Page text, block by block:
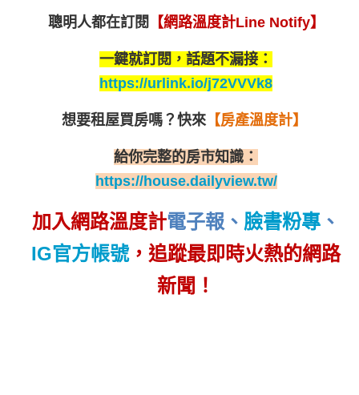
聰明人都在訂閱 【網路溫度計Line Notify】
一鍵就訂閱，話題不漏接：
https://urlink.io/j72VVVk8
想要租屋買房嗎？ 快來【房產溫度計】
給你完整的房市知識：
https://house.dailyview.tw/
加入網路溫度計電子報 、 臉書粉專 、
IG官方帳號，追蹤最即時火熱的網路
新聞！